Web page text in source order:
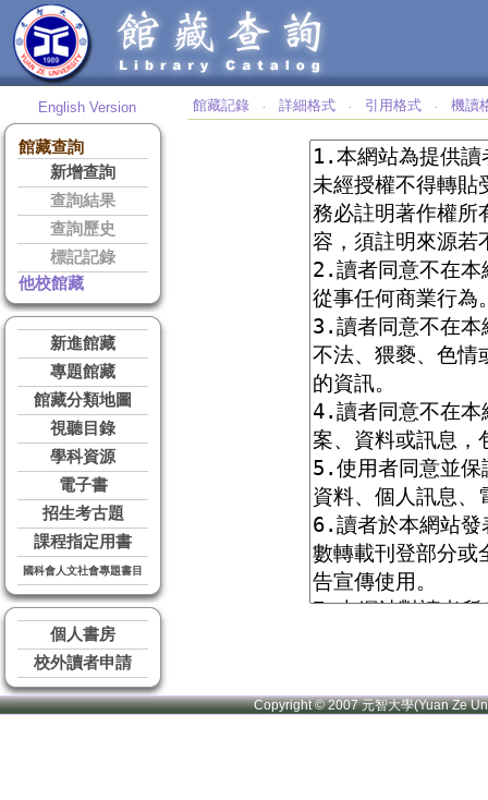
English Version
館藏查詢
新增查詢
查詢結果
查詢歷史
標記記錄
他校館藏
新進館藏
專題館藏
館藏分類地圖
視聽目錄
學科資源
電子書
招生考古題
課程指定用書
國科會人文社會專題書目
個人書房
校外讀者申請
館藏記錄 ‧ 詳細格式 ‧ 引用格式 ‧ 機讀
Copyright © 2007 元智大學(Yuan Ze